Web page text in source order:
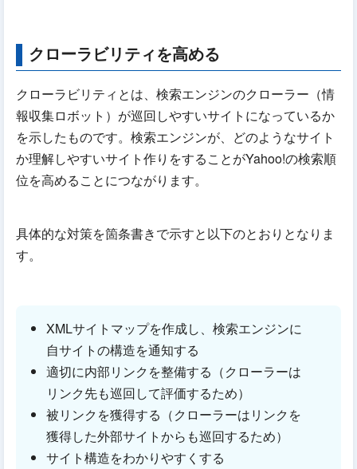
クローラビリティを高める
クローラビリティとは、検索エンジンのクローラー（情
報収集ロボット）が巡回しやすいサイトになっているか
を示したものです。検索エンジンが、どのようなサイト
か理解しやすいサイト作りをすることがYahoo!の検索順
位を高めることにつながります。
具体的な対策を箇条書きで示すと以下のとおりとなりま
す。
XMLサイトマップを作成し、検索エンジンに
自サイトの構造を通知する
適切に内部リンクを整備する（クローラーは
リンク先も巡回して評価するため）
被リンクを獲得する（クローラーはリンクを
獲得した外部サイトからも巡回するため）
サイト構造をわかりやすくする